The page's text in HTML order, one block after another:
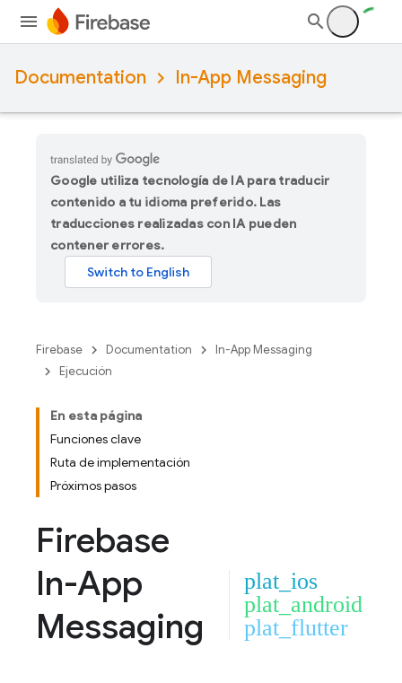
Documentation In-App Messaging
Google utiliza tecnología de IA para traducir
contenido a tu idioma preferido. Las
traducciones realizadas con IA pueden
contener errores.
Firebase Documentation
In-App Messaging
Ejecución
En esta página
Funciones clave
Ruta de implementación
Próximos pasos
Firebase
In-App
Messaging
plat_ios
plat_android
plat_flutter